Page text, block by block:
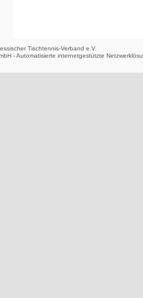
Tischtennis-Verband e.V.
- Automatisierte internetgestützte